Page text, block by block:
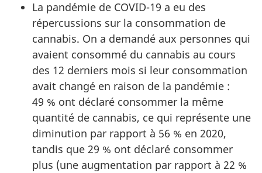
La pandémie de COVID-19 a eu des
répercussions sur la consommation de
cannabis. On a demandé aux personnes qui
avaient consommé du cannabis au cours
des 12 derniers mois si leur consommation
avait changé en raison de la pandémie :
49 % ont déclaré consommer la même
quantité de cannabis, ce qui représente une
diminution par rapport à 56 % en 2020,
tandis que 29 % ont déclaré consommer
plus (une augmentation par rapport à 22 %